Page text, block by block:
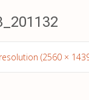
(2560 ×